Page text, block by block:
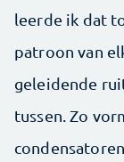
leerde ik dat
patroon van
geleidende
tussen. Zo